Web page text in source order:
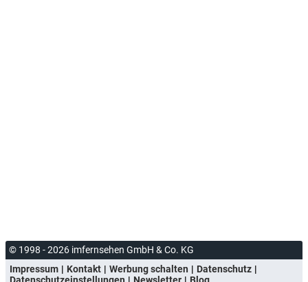
© 1998 - 2026 imfernsehen GmbH & Co. KG
Impressum
Kontakt Werbung schalten
Datenschutz